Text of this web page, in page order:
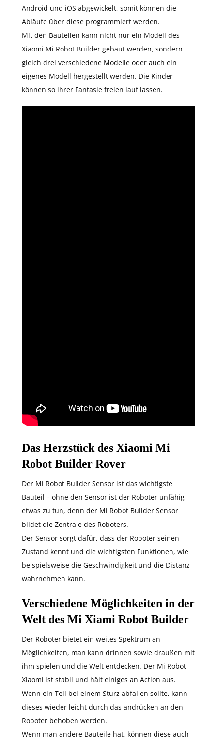
Android und iOS abgewickelt, somit können die
Abläufe über diese programmiert werden.
Mit den Bauteilen kann nicht nur ein Modell des
Xiaomi Mi Robot Builder gebaut werden, sondern
gleich drei verschiedene Modelle oder auch ein
eigenes Modell hergestellt werden. Die Kinder
können so ihrer Fantasie freien lauf lassen.
Das Herzstück des Xiaomi Mi
Robot Builder Rover
Der Mi Robot Builder Sensor ist das wichtigste
Bauteil – ohne den Sensor ist der Roboter unfähig
etwas zu tun, denn der Mi Robot Builder Sensor
bildet die Zentrale des Roboters.
Der Sensor sorgt dafür, dass der Roboter seinen
Zustand kennt und die wichtigsten Funktionen, wie
beispielsweise die Geschwindigkeit und die Distanz
wahrnehmen kann.
Verschiedene Möglichkeiten in der
Welt des Mi Xiami Robot Builder
Der Roboter bietet ein weites Spektrum an
Möglichkeiten, man kann drinnen sowie draußen mit
ihm spielen und die Welt entdecken. Der Mi Robot
Xiaomi ist stabil und hält einiges an Action aus.
Wenn ein Teil bei einem Sturz abfallen sollte, kann
dieses wieder leicht durch das andrücken an den
Roboter behoben werden.
Wenn man andere Bauteile hat, können diese auch